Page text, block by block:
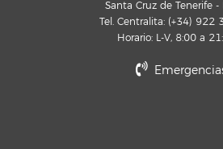
Santa Cruz de Tenerife -
Tel. Centralita: (+34) 922
Horario: L-V, 8:00 a